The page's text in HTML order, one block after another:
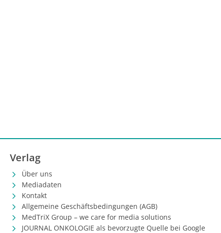
Verlag
Über uns
Mediadaten
Kontakt
Allgemeine Geschäftsbedingungen (AGB)
MedTriX Group – we care for media solutions
JOURNAL ONKOLOGIE als bevorzugte Quelle bei Google